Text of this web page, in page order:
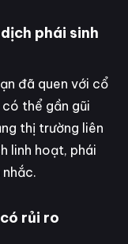
phái sinh
đã quen với cổ
thể gần gũi
thị trường liên
linh hoạt, phái
rủi ro